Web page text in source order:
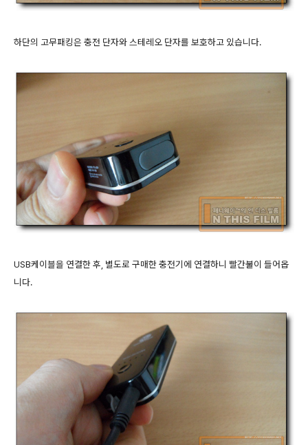
하단의 고무패킹은 충전 단자와 스테레오 단자를 보호하고 있습니다.
USB케이블을 연결한 후, 별도로 구매한 충전기에 연결하니 빨간불이 들어옵
니다.